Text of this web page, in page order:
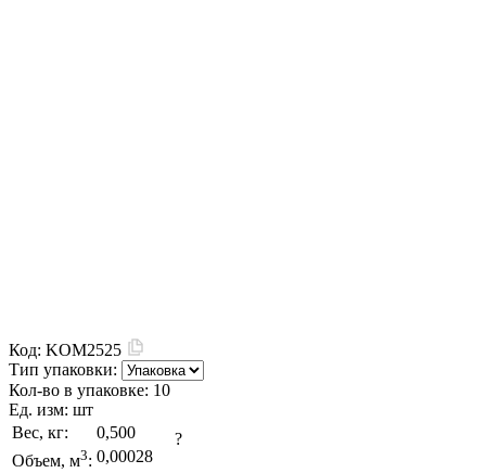
Код: KOM2525
Тип упаковки:
Кол-во в упаковке: 10
Ед. изм: шт
Вес, кг:
0,500
Объем, м3: 0,00028
?